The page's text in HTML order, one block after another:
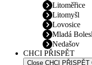
Litoměřice
Litomyšl
Lovosice
Mladá
Nedašov
CHCI PŘISPĚT
Close CHCI PŘISPĚT